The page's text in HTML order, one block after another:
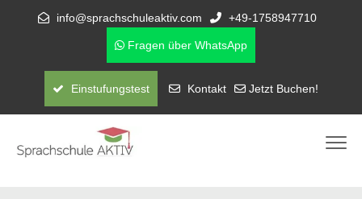
info@sprachschuleaktiv.com +49-1758947710
Fragen über WhatsApp
Einstufungstest Kontakt Jetzt Buchen!